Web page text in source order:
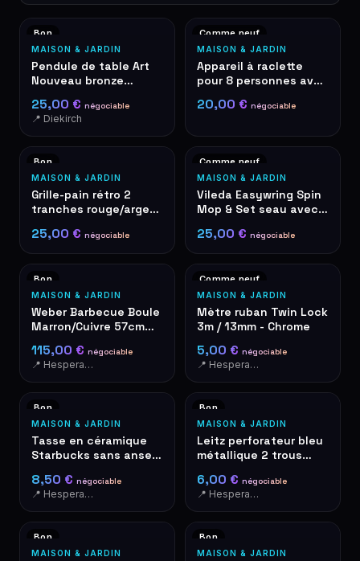
Bon
MAISON & JARDIN
Pendule de table Art
Nouveau bronze
décoratives
25,00 € négociable
📍 Diekirch
Comme neuf
MAISON & JARDIN
Appareil à raclette
pour 8 personnes avec
20,00 € négociable
Bon
MAISON & JARDIN
Grille-pain rétro 2
tranches rouge/argent
25,00 € négociable
Comme neuf
MAISON & JARDIN
Vileda Easywring Spin
Mop & Set seau avec
25,00 € négociable
Bon
MAISON & JARDIN
Weber Barbecue Boule
Marron/Cuivre 57cm
115,00 € négociable
📍 Hesperange
Comme neuf
MAISON & JARDIN
Mètre ruban Twin Lock
3m / 13mm - Chrome
5,00 € négociable
📍 Hesperange
Bon
MAISON & JARDIN
Tasse en céramique
Starbucks sans anse
8,50 € négociable
📍 Hesperange
Bon
MAISON & JARDIN
Leitz perforateur bleu
métallique 2 trous
papier
6,00 € négociable
📍 Hesperange
Bon
MAISON & JARDIN
Bon
MAISON & JARDIN